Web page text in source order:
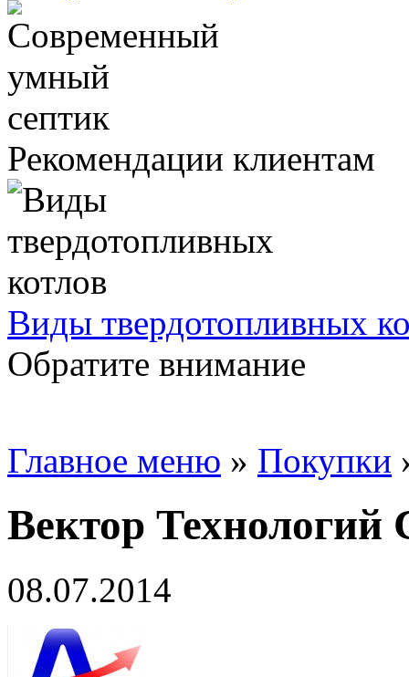
Рекомендации клиентам
Виды твердотопливных
Обратите внимание
Главное меню » Покупки
Вектор
08.07.2014